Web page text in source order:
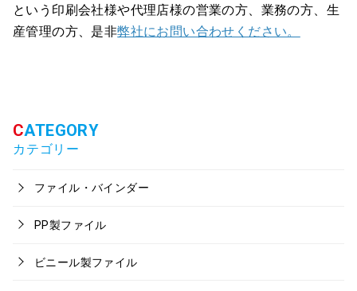
という印刷会社様や代理店様の営業の方、業務の方、生
産管理の方、是非弊社にお問い合わせください。
カテゴリー
ファイル・バインダー
PP製ファイル
ビニール製ファイル